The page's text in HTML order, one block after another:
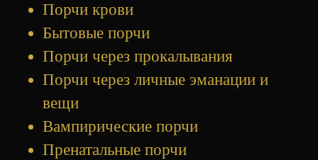
Порчи крови
Бытовые порчи
Порчи через прокалывания
Порчи через личные эманации и
вещи
Вампирические порчи
Пренатальные порчи